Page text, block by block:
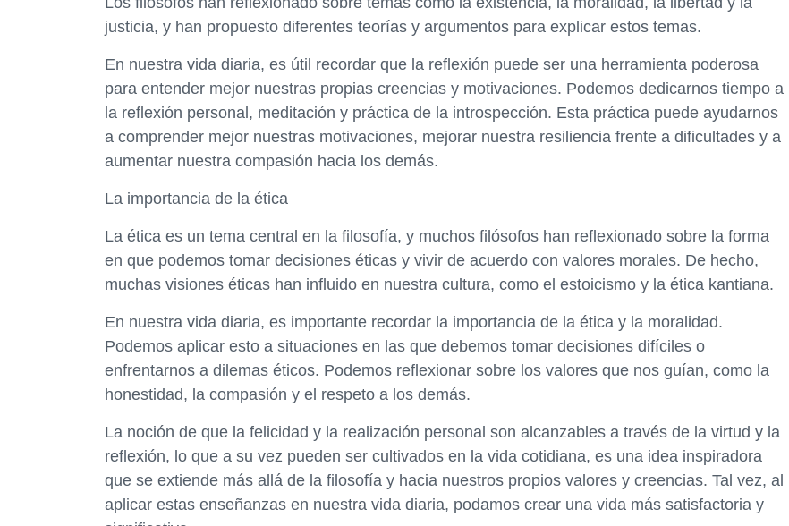
justicia, y han propuesto diferentes teorías y argumentos para explicar estos temas.
En nuestra vida diaria, es útil recordar que la reflexión puede ser una herramienta poderosa
para entender mejor nuestras propias creencias y motivaciones. Podemos dedicarnos tiempo a
la reflexión personal, meditación y práctica de la introspección. Esta práctica puede ayudarnos
a comprender mejor nuestras motivaciones, mejorar nuestra resiliencia frente a dificultades y a
aumentar nuestra compasión hacia los demás.
La importancia de la ética
La ética es un tema central en la filosofía, y muchos filósofos han reflexionado sobre la forma
en que podemos tomar decisiones éticas y vivir de acuerdo con valores morales. De hecho,
muchas visiones éticas han influido en nuestra cultura, como el estoicismo y la ética kantiana.
En nuestra vida diaria, es importante recordar la importancia de la ética y la moralidad.
Podemos aplicar esto a situaciones en las que debemos tomar decisiones difíciles o
enfrentarnos a dilemas éticos. Podemos reflexionar sobre los valores que nos guían, como la
honestidad, la compasión y el respeto a los demás.
La noción de que la felicidad y la realización personal son alcanzables a través de la virtud y la
reflexión, lo que a su vez pueden ser cultivados en la vida cotidiana, es una idea inspiradora
que se extiende más allá de la filosofía y hacia nuestros propios valores y creencias. Tal vez, al
aplicar estas enseñanzas en nuestra vida diaria, podamos crear una vida más satisfactoria y